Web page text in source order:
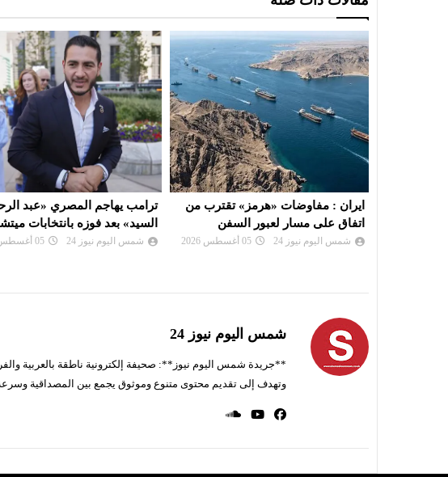
ترامب يهاجم المصري «عبد الرحمن
السيد» بعد فوزه بانتخابات ميتشيغان
شمس اليوم نيوز 24 05 أغسطس 2026
دعوة المؤسسات التونسية
في الصالون الدولي للبناء
21 ال...
شمس اليوم نيوز 24
**جريدة شمس اليوم نيوز**: صحيفة إلكترونية ناطقة بالعربية
وتهدف إلى تقديم محتوى متنوع وموثوق يجمع بين المصداقية وسرعة